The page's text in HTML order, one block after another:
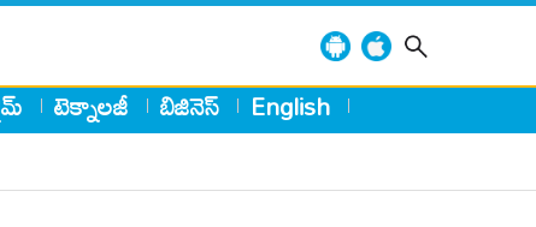
టెక్నాలజీ బిజినెస్ English